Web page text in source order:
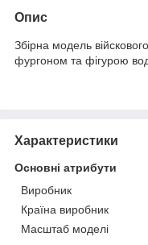
Опис
Збірна модель
фургоном та фігурою
Характеристики
Основні атрибути
Виробник
Країна виробник
Масштаб моделі